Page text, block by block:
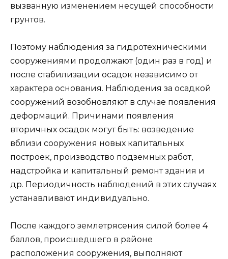
вызванную изменением несущей способности
грунтов.
Поэтому наблюдения за гидротехническими
сооружениями продолжают (один раз в год) и
после стабилизации осадок независимо от
характера основания. Наблюдения за осадкой
сооружений возобновляют в случае появления
деформаций. Причинами появления
вторичных осадок могут быть: возведение
вблизи сооружения новых капитальных
построек, производство подземных работ,
надстройка и капитальный ремонт здания и
др. Периодичность наблюдений в этих случаях
устанавливают индивидуально.
После каждого землетрясения силой более 4
баллов, происшедшего в районе
расположения сооружения, выполняют